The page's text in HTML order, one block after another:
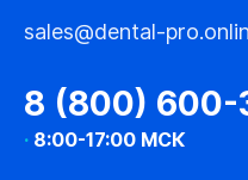
sales@dental-
8 (800) 600-
· 8:00-17:00 МСК